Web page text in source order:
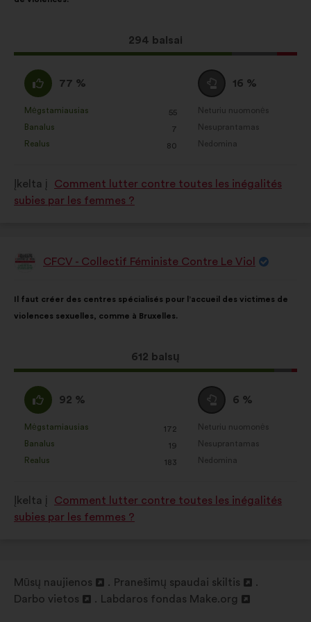
Dėl
šio
294 balsai
taip:
Pritariu
:
77 %
Mėgstamiausias
: 55
kartų
Banalus
: 7
kartų
Realus
: 80
kartų
Susilaikau
:
16 %
Neturiu nuomonės
:kartų
Nesuprantamas
:kartų
Nedomina
:kartų
Įkelta į
Comment lutter contre toutes les inégalités
subies par les femmes ?
Pasiūlymas:CFCV - Collectif Féministe Contre Le Viol
turinys:
Il faut créer des centres spécialisés pour l’accueil des victimes de
violences sexuelles, comme à Bruxelles.
Dėl
šio
612 balsų
pasiskirstė
taip:
Pritariu
:
92 %
Mėgstamiausias
: 172
kartų
Banalus
: 19
kartų
Realus
: 183
kartų
Susilaikau
:
6 %
Neturiu nuomonės
:kartų
Nesuprantamas
:kartų
Nedomina
:kartų
Įkelta į
Comment lutter contre toutes les inégalités
subies par les femmes ?
Mūsų naujienos
Atverti
Pranešimų spaudai skiltis
Darbo vietos Labdaros fondas Make.org
padidinti savo poveikį per
socialinius tinklus